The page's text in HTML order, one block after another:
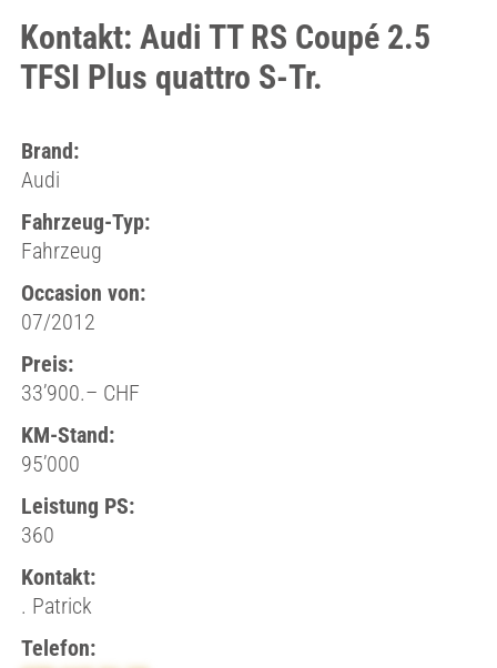
Kontakt: Audi TT RS Coupé 2.5
TFSI Plus quattro S-Tr.
Brand:
Audi
Fahrzeug-Typ:
Fahrzeug
Occasion von:
07/2012
Preis:
33’900.– CHF
KM-Stand:
95’000
Leistung PS:
360
Kontakt:
. Patrick
Telefon: